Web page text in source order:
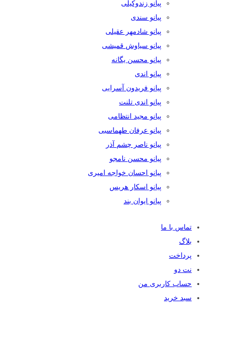
پیانو زندوکیلی
پیانو سندی
پیانو شادمهر عقیلی
پیانو سیاوش قمیشی
پیانو محسن یگانه
پیانو اندی
پیانو فریدون آسرایی
پیانو اندی تلنت
پیانو مجید انتظامی
پیانو عرفان طهماسبی
پیانو ناصر چشم آذر
پیانو محسن نامجو
پیانو احسان خواجه امیری
پیانو اسکار هریس
پیانو ایوان بند
تماس با ما
بلاگ
پرداخت
نت دو
حساب کاربری من
سبد خرید